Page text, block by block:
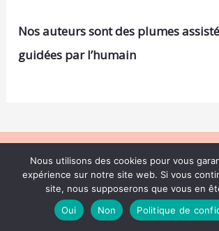
Nos auteurs sont des plumes
guidées par l’humain
Copyright © 2026 .
A propos
Contact
Nous utilisons des cookies pour vous
expérience sur notre site web. Si vous
site, nous supposerons que vous en
Oui
Non Politique de